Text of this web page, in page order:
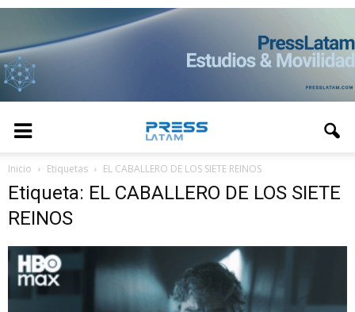
Inicio Etiquetas EL CABALLERO DE LOS SIETE REINOS
Etiqueta: EL CABALLERO DE LOS SIETE
REINOS